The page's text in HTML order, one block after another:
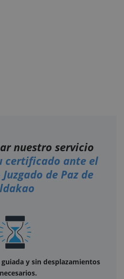
nuestro servicio
certificado ante el
de Paz de
y sin desplazamientos